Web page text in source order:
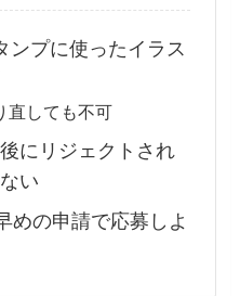
ンプに使ったイラス
直しても不可
にリジェクトされ
い
めの申請で応募しよ